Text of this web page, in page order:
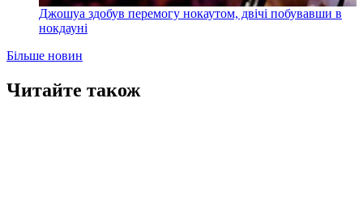
Джошуа здобув перемогу нокаутом, двічі побувавши в
нокдауні
Більше новин
Читайте також